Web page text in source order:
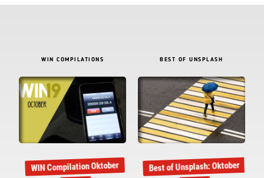
WIN COMPILATIONS
WIN Compilation Oktober
BEST OF UNSPLASH
Best of Unsplash: Oktober